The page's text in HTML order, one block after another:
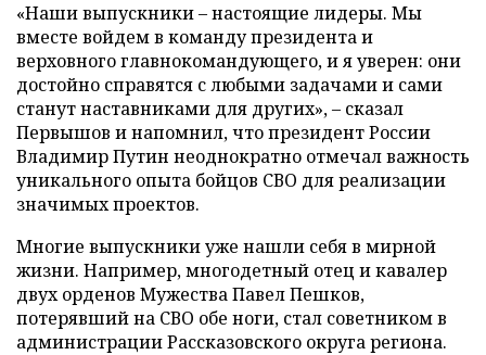
«Наши выпускники – настоящие лидеры. Мы
вместе войдем в команду президента и
верховного главнокомандующего, и я уверен: они
достойно справятся с любыми задачами и сами
станут наставниками для других», – сказал
Первышов и напомнил, что президент России
Владимир Путин неоднократно отмечал важность
уникального опыта бойцов СВО для реализации
значимых проектов.
Многие выпускники уже нашли себя в мирной
жизни. Например, многодетный отец и кавалер
двух орденов Мужества Павел Пешков,
потерявший на СВО обе ноги, стал советником в
администрации Рассказовского округа региона.